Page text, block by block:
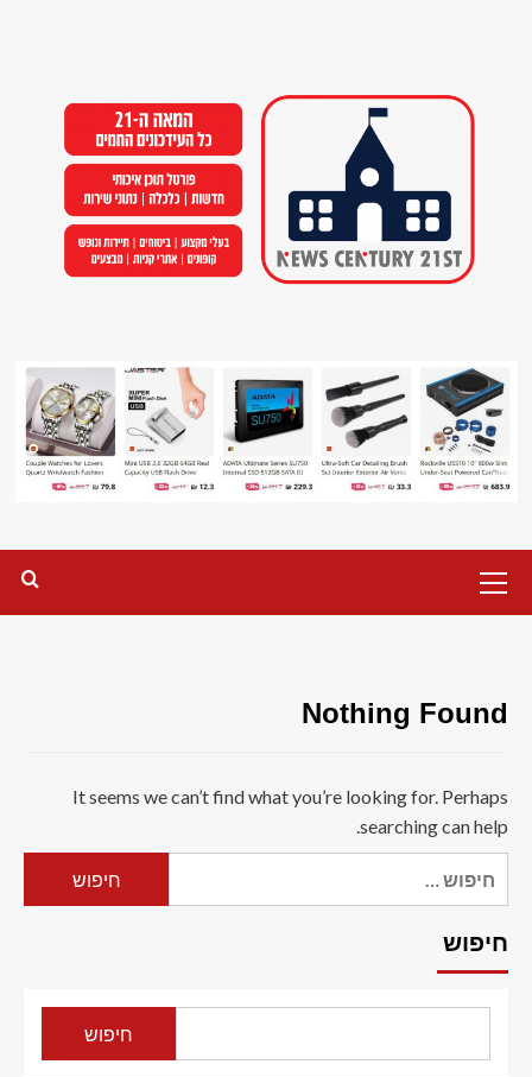
Menu
Nothing Found
It seems we can’t find what you’re looking for. Perhaps
searching can help.
חיפוש
חיפוש